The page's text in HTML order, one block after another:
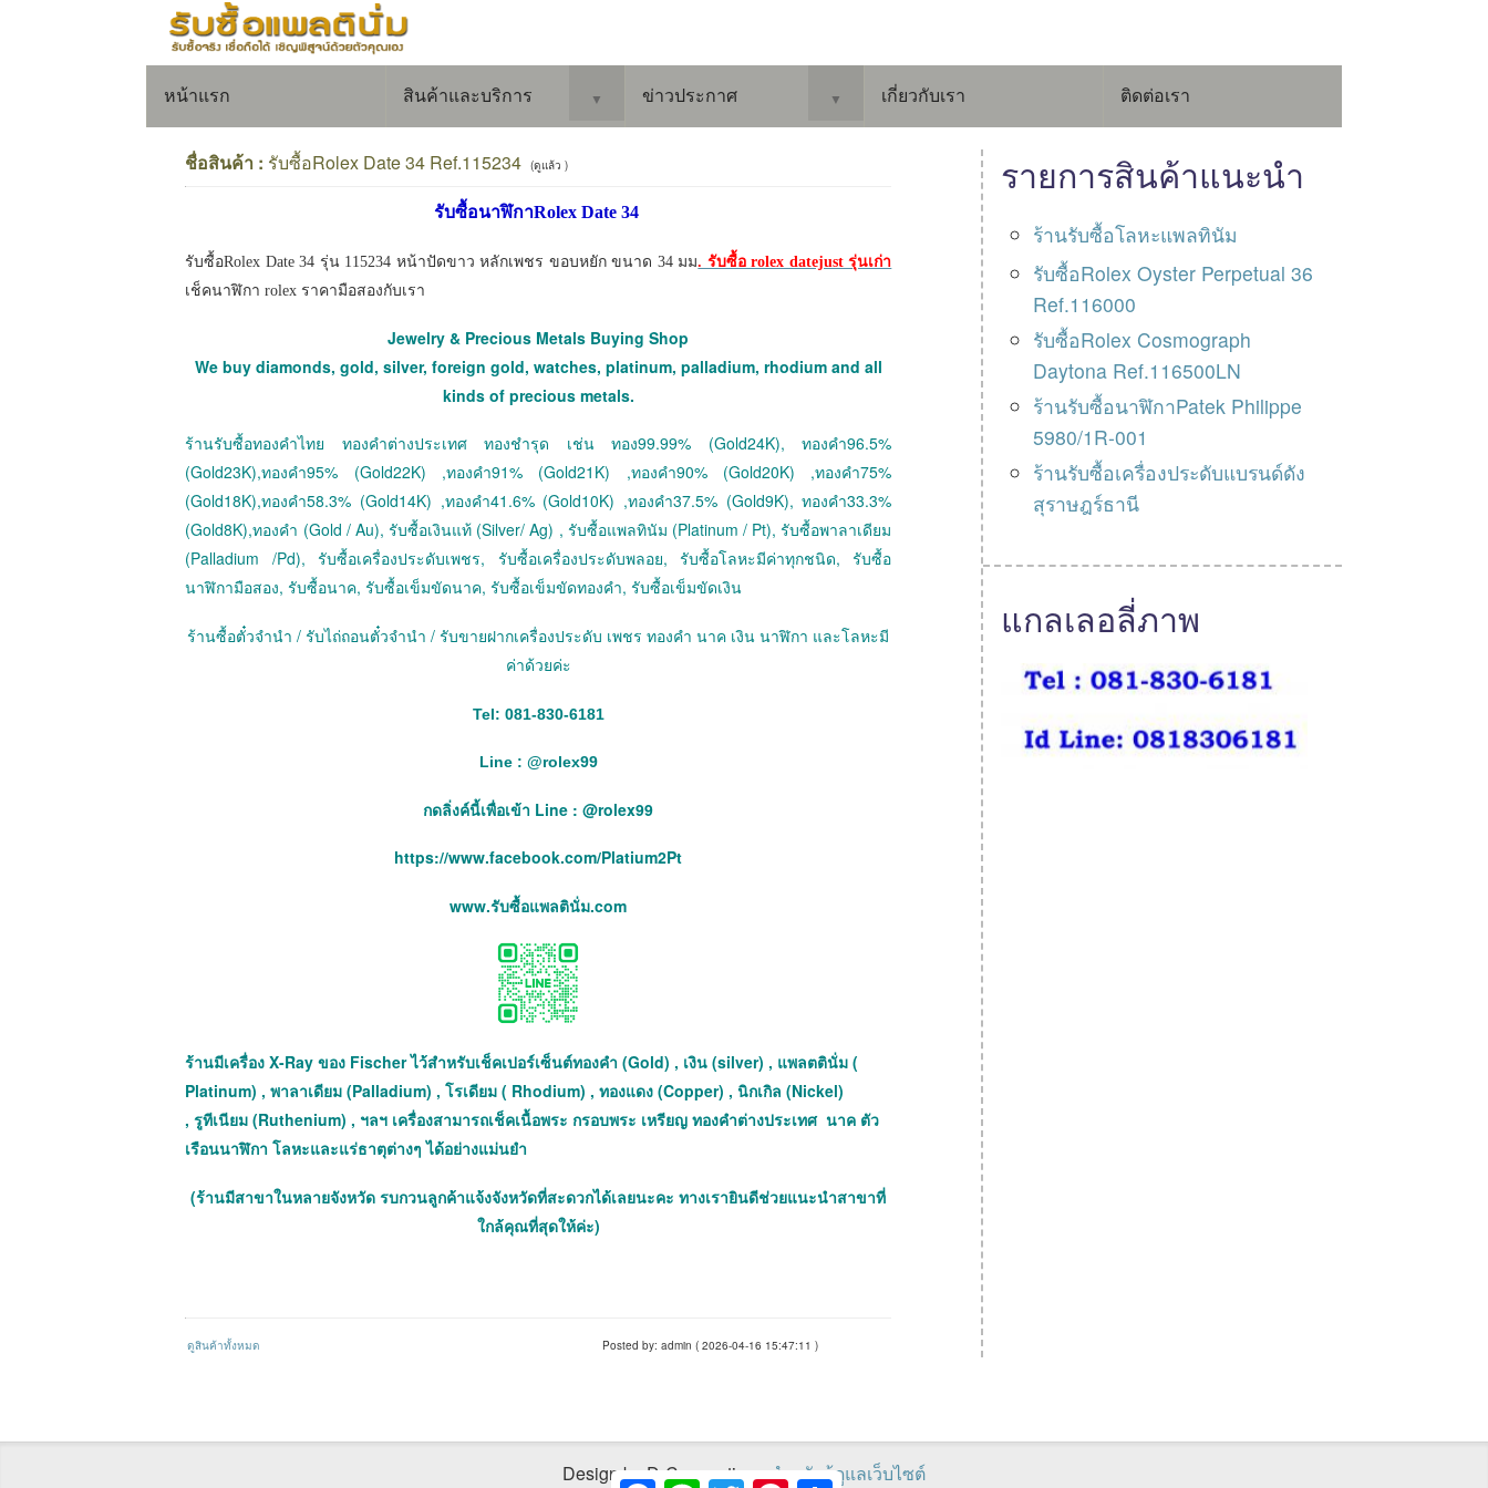
หน้าแรก สินค้าและบริการ ▼ ข่าวประกาศ ▼ เกี่ยวกับเรา ติดต่อเรา
ชื่อสินค้า : รับซื้อRolex Date 34 Ref.115234 (ดูแล้ว )
รับซื้อนาฬิกาRolex Date 34
รับซื้อRolex Date 34 รุ่น 115234 หน้าปัดขาว หลักเพชร ขอบหยัก ขนาด 34 มม. รับซื้อ rolex datejust รุ่นเก่า
เช็คนาฬิกา rolex ราคามือสองกับเรา
Jewelry & Precious Metals Buying Shop
We buy diamonds, gold, silver, foreign gold, watches, platinum, palladium, rhodium and all
kinds of precious metals.
ร้านรับซื้อทองคำไทย ทองคำต่างประเทศ ทองชำรุด เช่น ทอง99.99% (Gold24K), ทองคำ96.5%
(Gold23K),ทองคำ95% (Gold22K) ,ทองคำ91% (Gold21K) ,ทองคำ90% (Gold20K) ,ทองคำ75%
(Gold18K),ทองคำ58.3% (Gold14K) ,ทองคำ41.6% (Gold10K) ,ทองคำ37.5% (Gold9K), ทองคำ33.3%
(Gold8K),ทองคำ (Gold / Au), รับซื้อเงินแท้ (Silver/ Ag) , รับซื้อแพลทินัม (Platinum / Pt), รับซื้อพาลาเดียม
(Palladium /Pd), รับซื้อเครื่องประดับเพชร, รับซื้อเครื่องประดับพลอย, รับซื้อโลหะมีค่าทุกชนิด, รับซื้อ
นาฬิกามือสอง, รับซื้อนาค, รับซื้อเข็มขัดนาค, รับซื้อเข็มขัดทองคำ, รับซื้อเข็มขัดเงิน
ร้านซื้อตั๋วจำนำ / รับไถ่ถอนตั๋วจำนำ / รับขายฝากเครื่องประดับ เพชร ทองคำ นาค เงิน นาฬิกา และโลหะมี
ค่าด้วยค่ะ
Tel: 081-830-6181
Line : @rolex99
กดลิ่งค์นี้เพื่อเข้า Line : @rolex99
https://www.facebook.com/Platium2Pt
www.รับซื้อแพลตินั่ม.com
ร้านมีเครื่อง X-Ray ของ Fischer ไว้สำหรับเช็คเปอร์เซ็นต์ทองคำ (Gold) , เงิน (silver) , แพลตตินั่ม (
Platinum) , พาลาเดียม (Palladium) , โรเดียม ( Rhodium) , ทองแดง (Copper) , นิกเกิล (Nickel)
, รูทีเนียม (Ruthenium) , ฯลฯ เครื่องสามารถเช็คเนื้อพระ กรอบพระ เหรียญ ทองคำต่างประเทศ นาค ตัว
เรือนนาฬิกา โลหะและแร่ธาตุต่างๆ ได้อย่างแม่นยำ
(ร้านมีสาขาในหลายจังหวัด รบกวนลูกค้าแจ้งจังหวัดที่สะดวกได้เลยนะคะ ทางเรายินดีช่วยแนะนำสาขาที่
ใกล้คุณที่สุดให้ค่ะ)
ดูสินค้าทั้งหมด Posted by: admin ( 2026-04-16 15:47:11 )
รายการสินค้าแนะนำ
ร้านรับซื้อโลหะแพลทินัม
รับซื้อRolex Oyster Perpetual 36
Ref.116000
รับซื้อRolex Cosmograph
Daytona Ref.116500LN
ร้านรับซื้อนาฬิกาPatek Philippe
5980/1R-001
ร้านรับซื้อเครื่องประดับแบรนด์ดัง
สุราษฎร์ธานี
แกลเลอลี่ภาพ
Design by D-Connectionsสำหรับผู้ดูแลเว็บไซต์